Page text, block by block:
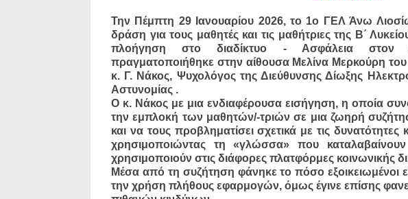
Την Πέμπτη 29 Ιανουαρίου 2026, το 1ο ΓΕΛ Άνω
δράση για τους μαθητές και τις μαθήτριες της Β΄
πλοήγηση στο διαδίκτυο - Ασφάλεια στον
πραγματοποιήθηκε στην αίθουσα Μελίνα Μερκούρη
κ. Γ. Νάκος, Ψυχολόγος της Διεύθυνσης Δίωξης
Αστυνομίας .
Ο κ. Νάκος με μια ενδιαφέρουσα εισήγηση, η οποία
την εμπλοκή των μαθητών/-τριών σε μια ζωηρή
και να τους προβληματίσει σχετικά με τις δυνατότητες
χρησιμοποιώντας τη «γλώσσα» που
χρησιμοποιούν στις διάφορες πλατφόρμες κοινωνικής
Μέσα από τη συζήτηση φάνηκε το πόσο εξοικειωμένοι
την χρήση πλήθους εφαρμογών, όμως έγινε επίσης